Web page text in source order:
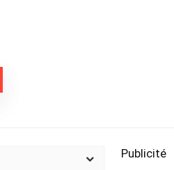
Publicité